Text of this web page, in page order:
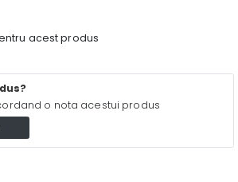
acest produs
o nota acestui produs